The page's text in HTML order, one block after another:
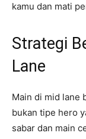
kamu dan mati
Strategi
Lane
Main di mid lane
bukan tipe hero
sabar dan main